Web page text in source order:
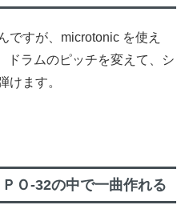
ですが、microtonic を使え
ドラムのピッチを変えて、シ
けます。
Ｏ-32の中で一曲作れる